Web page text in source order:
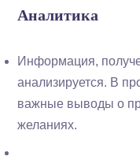
Аналитика
Информация,
анализируется. В
важные выводы о
желаниях.